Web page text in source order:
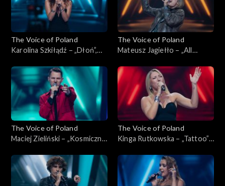
The Voice of Poland
Karolina Szkiłądź – „Dłoń”,
Nokaut, 1 listopada 2025
The Voice of Poland
Mateusz Jagiełło – „All
Poland”, Nokaut, 1 listopada
2025
The Voice of Poland
Maciej Zieliński – „Kosmiczne
Poland”, Nokaut, 1 listopada
2025
The Voice of Poland
Kinga Rutkowska – „Tattoo”,
Nokaut, 1 listopada 2025